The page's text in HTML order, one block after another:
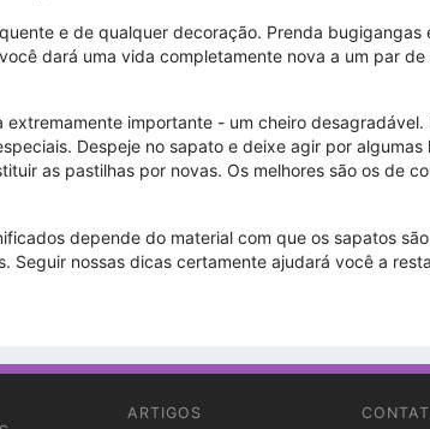
e de qualquer decoração. Prenda
dará uma vida completamente nova a um par
importante - um cheiro
Despeje no sapato e deixe agir por
as pastilhas por novas. Os melhores são os de
depende do material com que os sapatos
nossas dicas certamente ajudará você a
ARTIGOS